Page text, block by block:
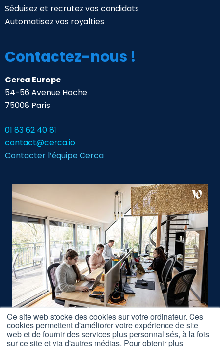
Ce site web stocke des cookies sur votre ordinateur. Ces
cookies permettent d'améliorer votre expérience de site
web et de fournir des services plus personnalisés, à la fois
sur ce site et via d'autres médias. Pour obtenir plus
Séduisez et recrutez vos candidats
Automatisez vos royalties
Contactez-nous !
Cerca Europe
54-56 Avenue Hoche
75008 Paris
01 83 62 40 81
contact@cerca.io
Contacter l’équipe Cerca
Nous rejoindre
Accès Formations